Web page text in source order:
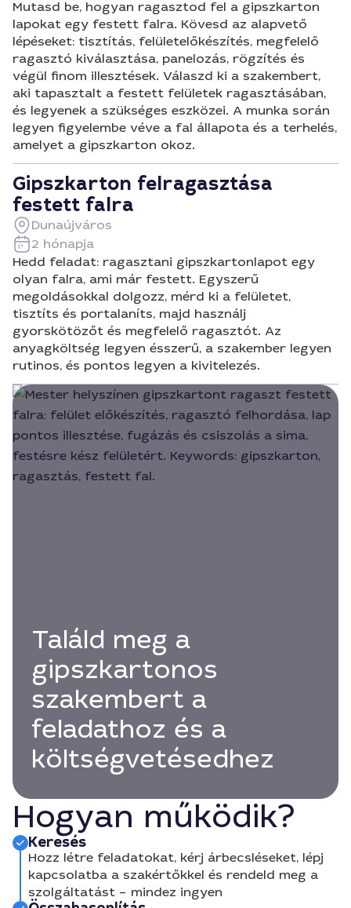
Mutasd be, hogyan ragasztod fel a gipszkarton
lapokat egy festett falra. Kövesd az alapvető
lépéseket: tisztítás, felületelőkészítés, megfelelő
ragasztó kiválasztása, panelozás, rögzítés és
végül finom illesztések. Válaszd ki a szakembert,
aki tapasztalt a festett felületek ragasztásában,
és legyenek a szükséges eszközei. A munka során
legyen figyelembe véve a fal állapota és a terhelés,
amelyet a gipszkarton okoz.
Gipszkarton felragasztása
festett falra
Dunaújváros
2 hónapja
Hedd feladat: ragasztani gipszkartonlapot egy
olyan falra, ami már festett. Egyszerű
megoldásokkal dolgozz, mérd ki a felületet,
tisztíts és portalaníts, majd használj
gyorskötözőt és megfelelő ragasztót. Az
anyagköltség legyen ésszerű, a szakember legyen
rutinos, és pontos legyen a kivitelezés.
Találd meg a
gipszkartonos
szakembert a
feladathoz és a
költségvetésedhez
Hogyan működik?
Keresés
Hozz létre feladatokat, kérj árbecsléseket, lépj
kapcsolatba a szakértőkkel és rendeld meg a
szolgáltatást – mindez ingyen